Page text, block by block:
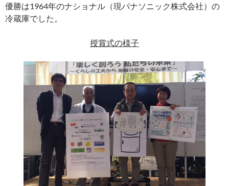
優勝は1964年のナショナル（現パナソニック株式会社）の
冷蔵庫でした。
授賞式の様子